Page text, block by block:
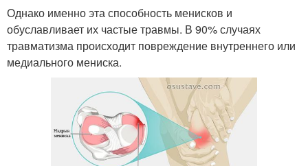
Однако именно эта способность менисков и
обуславливает их частые травмы. В 90% случаях
травматизма происходит повреждение внутреннего или
медиального мениска.